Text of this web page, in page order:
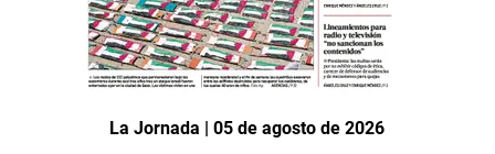
La Jornada | 05 de agosto de 2026